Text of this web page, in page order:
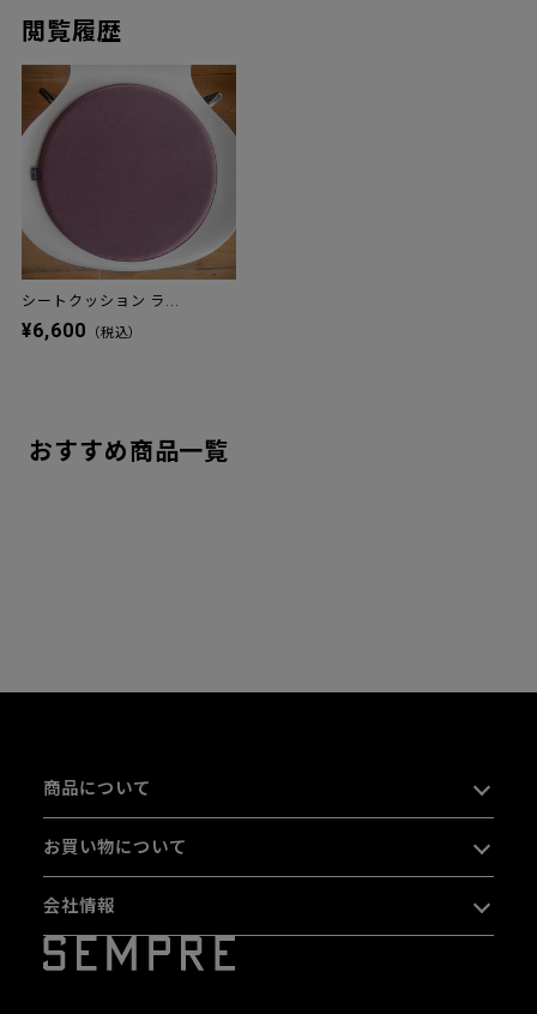
閲覧履歴
シートクッション ラ...
¥6,600 （税込）
おすすめ商品一覧
商品について
お買い物について
会社情報